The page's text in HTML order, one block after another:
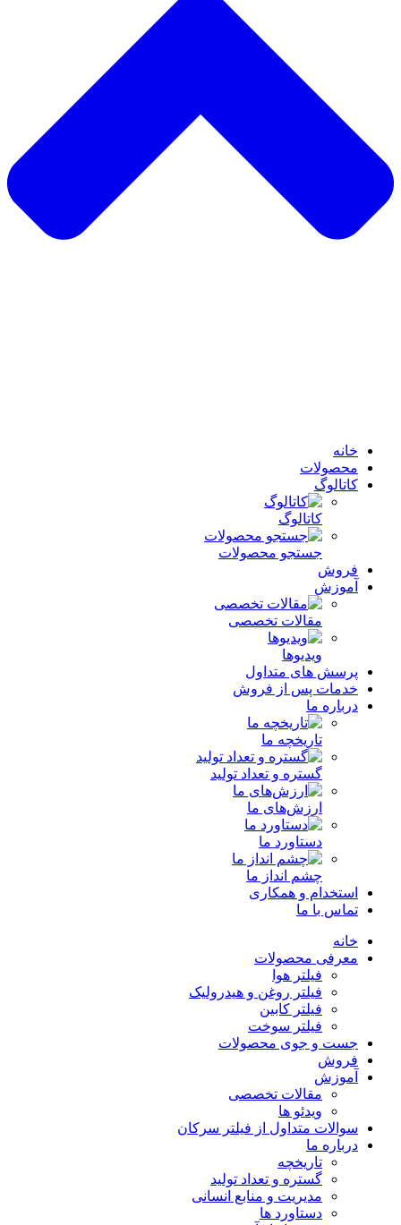
خانه
محصولات
کاتالوگ
کاتالوگ
جستجو محصولات
فروش
آموزش
مقالات تخصصی
ویدیوها
پرسش های متداول
خدمات پس از فروش
درباره ما
تاریخچه ما
گستره و تعداد تولید
ارزش‌های ما
دستاورد ما
چشم انداز ما
استخدام و همکاری
تماس با ما
خانه
معرفی محصولات
فیلتر هوا
فیلتر روغن و هیدرولیک
فیلتر کابین
فیلتر سوخت
جست و جوی محصولات
فروش
آموزش
مقالات تخصصی
ویدئو ها
سوالات متداول از فیلتر سرکان
درباره ما
تاریخچه
گستره و تعداد تولید
مدیریت و منابع انسانی
دستاورد ها